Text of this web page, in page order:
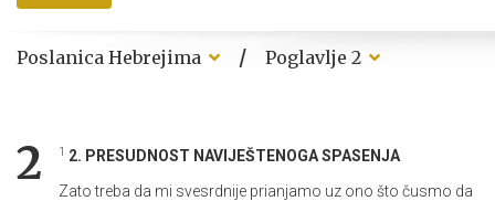
Poslanica Hebrejima / Poglavlje 2
2 1 2. PRESUDNOST NAVIJEŠTENOGA SPASENJA
Zato treba da mi svesrdnije prianjamo uz ono što čusmo da